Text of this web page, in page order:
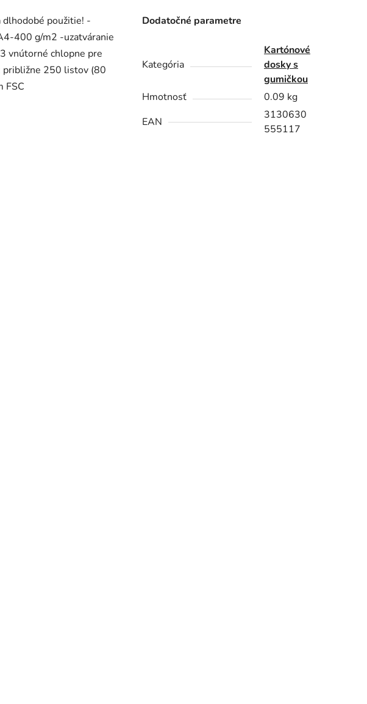
dlhodobé použitie! -
400 g/m2 -uzatváranie
vnútorné chlopne pre
približne 250 listov (80
FSC
Dodatočné parametre
Kategória
Kartónové
dosky s
gumičkou
Hmotnosť
0.09 kg
EAN
3130630
555117